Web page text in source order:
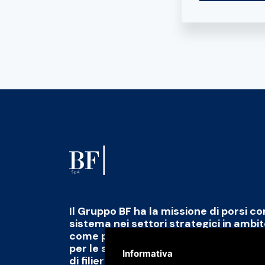
Il Gruppo BF ha la missione di porsi
sistema nei settori strategici in
come polo di eccellenza capace di
per le sfide del futuro abbinato alla
di filiera di qualità, scalabile e
Informativa